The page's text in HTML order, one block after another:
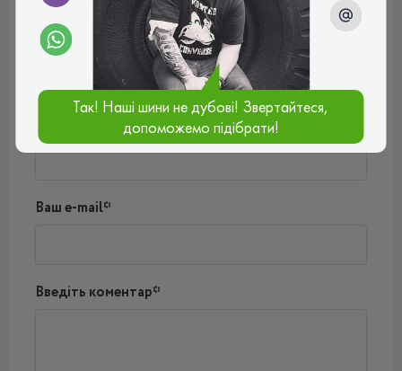
Поки немає коментарів
Написати коментар
Ваш e-mail*
Введіть коментар*
Так! Наші шини не дубові! Звертайтеся,
допоможемо підібрати!